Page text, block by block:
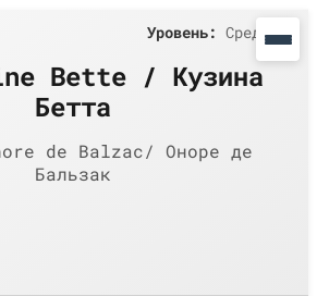
Bette / Кузина
Бетта
de Balzac/ Оноре де
Бальзак
Уровень: Средний